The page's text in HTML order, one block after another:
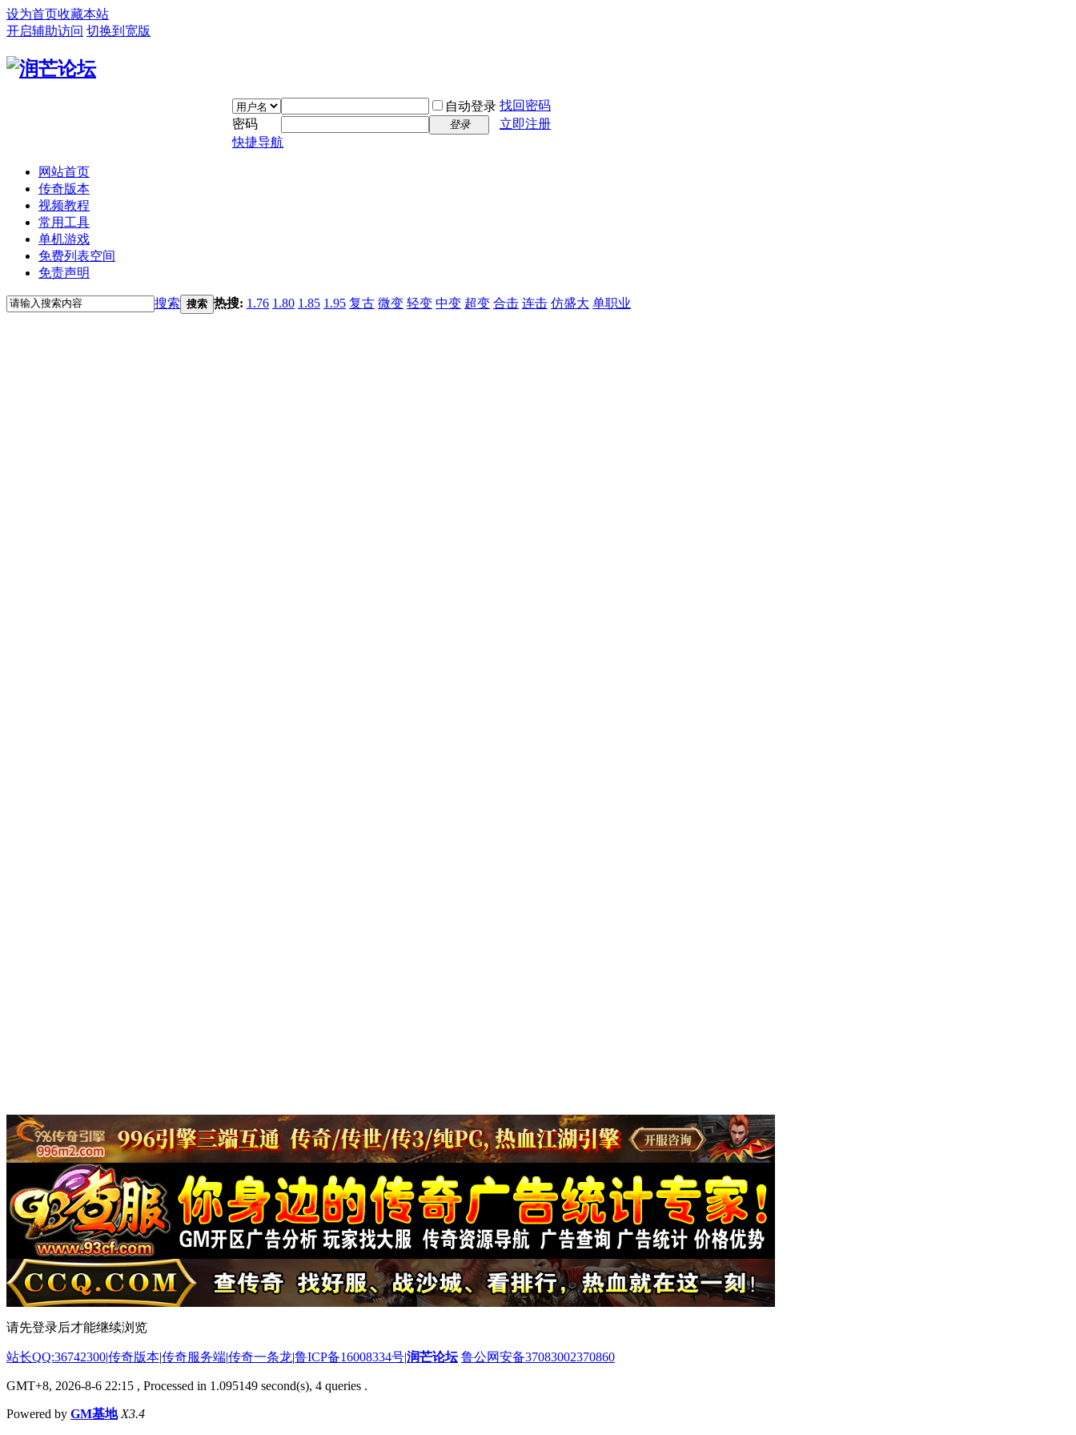
设为首页收藏本站
开启辅助访问 切换到宽版
自动登录 找回密码
密码
登录
立即注册
快捷导航
网站首页
传奇版本
视频教程
常用工具
单机游戏
免费列表空间
免责声明
搜索 搜索 热搜: 1.76 1.80 1.85 1.95 复古 微变 轻变 中变 超变 合击 连击 仿盛大 单职业
请先登录后才能继续浏览
站长QQ:36742300|传奇版本|传奇服务端|传奇一条龙|鲁ICP备16008334号|润芒论坛 鲁公网安备37083002370860
GMT+8, 2026-8-6 22:15 , Processed in 1.095149 second(s), 4 queries .
Powered by GM基地 X3.4